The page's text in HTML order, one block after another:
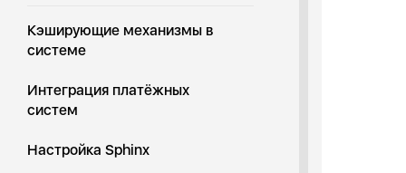
Кэширующие механизмы в
системе
Интеграция платёжных
систем
Настройка Sphinx